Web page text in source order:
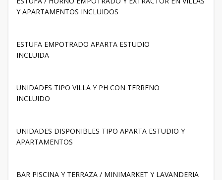
Y APARTAMENTOS INCLUIDOS
ESTUFA EMPOTRADO APARTA ESTUDIO
INCLUIDA
UNIDADES TIPO VILLA Y PH CON TERRENO
INCLUIDO
UNIDADES DISPONIBLES TIPO APARTA ESTUDIO Y
APARTAMENTOS
BAR PISCINA Y TERRAZA / MINIMARKET Y LAVANDERIA